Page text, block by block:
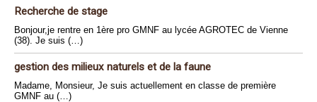
Recherche de stage
Bonjour,je rentre en 1ère pro GMNF au lycée AGROTEC de Vienne
(38). Je suis (…)
gestion des milieux naturels et de la faune
Madame, Monsieur, Je suis actuellement en classe de première
GMNF au (…)